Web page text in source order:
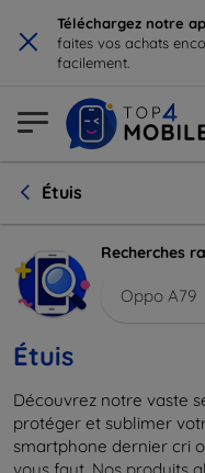
× Téléchargez notre
faites vos achats
facilement.
Étuis
Recherches
Oppo A79
Étuis
Découvrez notre vaste
protéger et sublimer
smartphone dernier cri
vous faut. Nos produits